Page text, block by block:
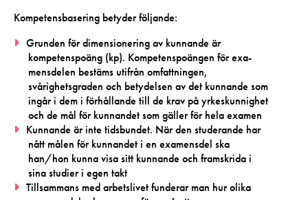
Kompetensbasering betyder följande:
Grunden för dimensionering av kunnande är
kompetenspoäng (kp). Kompetenspoängen för exa-
mensdelen bestäms utifrån omfattningen,
svårighetsgraden och betydelsen av det kunnande som
ingår i dem i förhållande till de krav på yrkeskunnighet
och de mål för kunnandet som gäller för hela examen
Kunnande är inte tidsbundet. När den studerande har
nått målen för kunnandet i en examensdel ska
han/hon kunna visa sitt kunnande och framskrida i
sina studier i egen takt
Tillsammans med arbetslivet funderar man hur olika